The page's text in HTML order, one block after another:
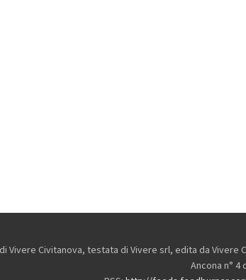
Vivere Civitanova, testata di Vivere srl, edita da Vivere
Ancona n° 4